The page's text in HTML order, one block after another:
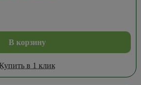
В корзину
в 1 клик